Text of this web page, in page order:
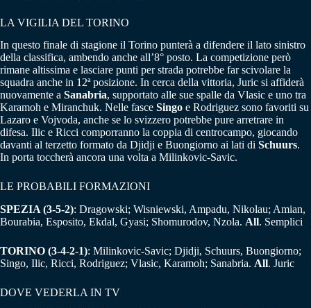
LA VIGILIA DEL TORINO
In questo finale di stagione il Torino punterà a difendere il lato sinistro
della classifica, ambendo anche all’8° posto. La competizione però
rimane altissima e lasciare punti per strada potrebbe far scivolare la
squadra anche in 12ª posizione. In cerca della vittoria, Juric si affiderà
nuovamente a Sanabria, supportato alle sue spalle da Vlasic e uno tra
Karamoh e Miranchuk. Nelle fasce Singo e Rodriguez sono favoriti su
Lazaro e Vojvoda, anche se lo svizzero potrebbe pure arretrare in
difesa. Ilic e Ricci comporranno la coppia di centrocampo, giocando
davanti al terzetto formato da Djidji e Buongiorno ai lati di Schuurs.
In porta toccherà ancora una volta a Milinkovic-Savic.
LE PROBABILI FORMAZIONI
SPEZIA (3-5-2): Dragowski; Wisniewski, Ampadu, Nikolau; Amian,
Bourabia, Esposito, Ekdal, Gyasi; Shomurodov, Nzola. All. Semplici
TORINO (3-4-2-1): Milinkovic-Savic; Djidji, Schuurs, Buongiorno;
Singo, Ilic, Ricci, Rodriguez; Vlasic, Karamoh; Sanabria. All. Juric
DOVE VEDERLA IN TV